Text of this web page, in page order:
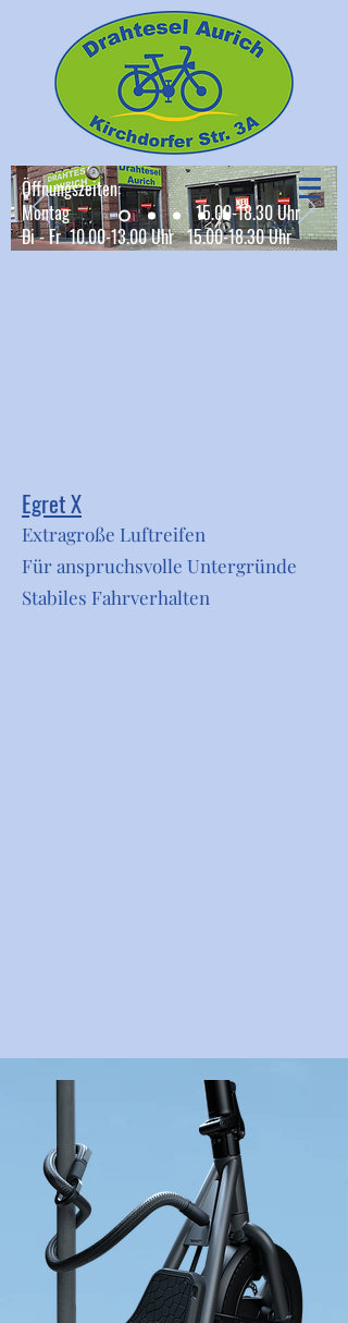
Öffnungszeiten:
Montag 15.00-18.30 Uhr
Di - Fr 10.00-13.00 Uhr 15.00-18.30 Uhr
Egret X
Extragroße Luftreifen
Für anspruchsvolle Untergründe
Stabiles Fahrverhalten